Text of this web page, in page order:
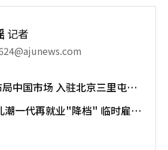
记者
中国市场 入驻北京三里屯太
潮一代再就业"降档" 临时雇员